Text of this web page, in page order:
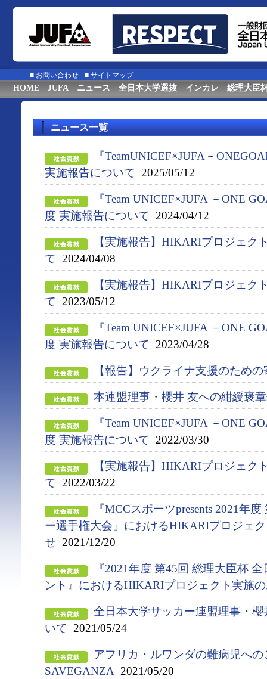
■ お問い合わせ ■ サイトマップ
HOME JUFA ニュース 全日本大学選抜 インカレ 総理大臣
ニュース一覧
『TeamUNICEF×JUFA－
実施報告について 2025/05/12
『Team UNICEF×JUFA －ONE
度 実施報告について 2024/04/12
【実施報告】HIKARIプロジェク
て 2024/04/08
【実施報告】HIKARIプロジェク
て 2023/05/12
『Team UNICEF×JUFA －ONE
度 実施報告について 2023/04/28
【報告】ウクライナ支援のため
本連盟理事・櫻井 友への紺綬褒
『Team UNICEF×JUFA －ONE
度 実施報告について 2022/03/30
【実施報告】HIKARIプロジェク
て 2022/03/22
『MCCスポーツpresents 2021年
ー選手権大会』におけるHIKARIプロジェ
せ 2021/12/20
『2021年度 第45回 総理大臣杯
ント』におけるHIKARIプロジェクト実施
全日本大学サッカー連盟理事・
いて 2021/05/24
アフリカ・ルワンダの難病児へ
SAVEGANZA 2021/05/20